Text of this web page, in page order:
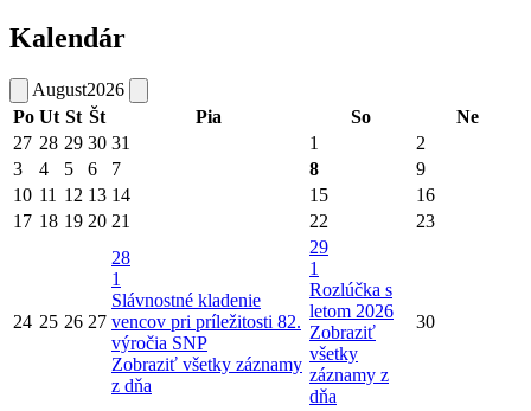
Kalendár
August2026
Po Ut St Št Pia So
Ne
27 28 29 30 31 1
2
3
4 5 6 7 8
9
10 11 12 13 14 15
16
17 18 19 20 21 22 23
24 25 26 27
28
1
Slávnostné kladenie
vencov pri príležitosti 82.
výročia SNP
Zobraziť všetky záznamy
z dňa
29
1
Rozlúčka s
letom 2026
Zobraziť
všetky
záznamy z
dňa
30